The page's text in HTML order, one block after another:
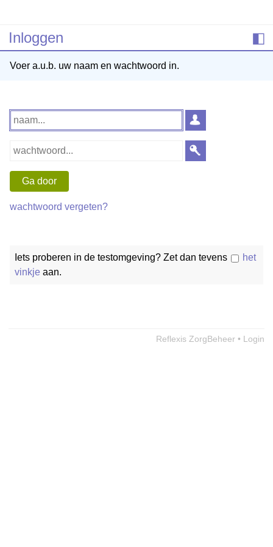
Inloggen ◧
Voer a.u.b. uw naam en wachtwoord in.
wachtwoord vergeten?
Iets proberen in de testomgeving? Zet dan tevens
het
vinkje aan.
Reflexis ZorgBeheer • Login